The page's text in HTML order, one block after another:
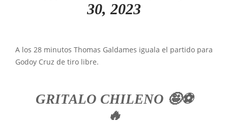
30, 2023
A los 28 minutos Thomas Galdames iguala el partido para
Godoy Cruz de tiro libre.
GRITALO CHILENO 🤪⚽️
🔥